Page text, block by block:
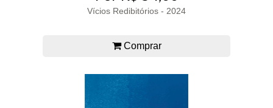
Vícios Redibitórios - 2024
Comprar